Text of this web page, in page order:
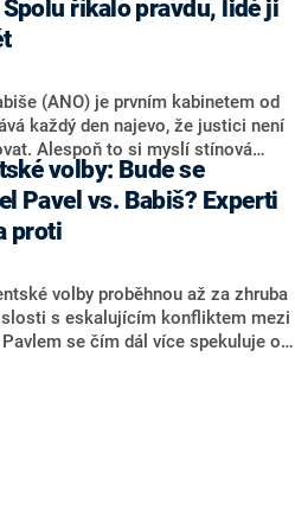
ministra průmyslu Karla Havlíčka.
sázkařů je poslanec za
Politolog Jan Kubáček nicméně
kohokoliv ze zmíněné trojice
Podle něj současná koalice dosud
by Pavlovi mohla konkurovat.
říkalo pravdu, lidé ji
(ANO) je prvním kabinetem od
každý den najevo, že justici není
Alespoň to si myslí stínová
ODS Eva Decroix. V
Prima NEWS si nebrala servítky
výkonu svého nástupce Jeronýma
vládní zmocněnkyně pro lidská
(ANO). Označením „svoloč“ na
ještě hodná. Decroix se také
koalice Spolu či promluvila o
Martina Kuby.
Pavel vs. Babiš? Experti
proti
volby proběhnou až za zhruba
s eskalujícím konfliktem mezi
se čím dál více spekuluje o
o Hrad mohla vyslat současná
komentátoři znovu vytahují
Babiše (ANO). Jak moc je